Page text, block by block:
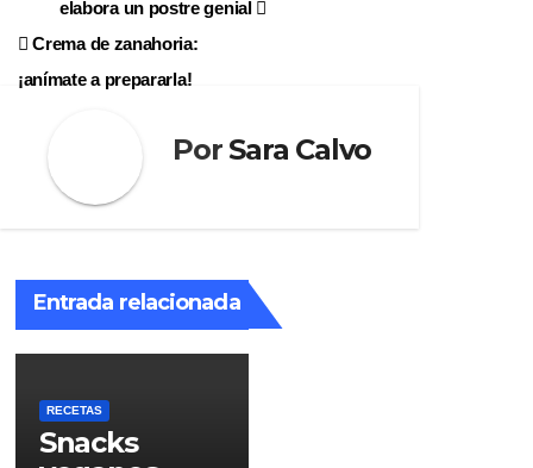
de
entradas
elabora un postre genial
Crema de zanahoria:
¡anímate a prepararla!
Por Sara Calvo
Entrada relacionada
RECETAS
Snacks